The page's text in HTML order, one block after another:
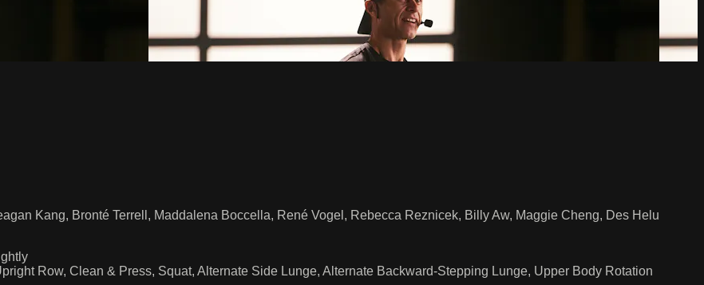
Kang, Bronté Terrell, Maddalena Boccella, René Vogel, Rebecca Reznicek, Billy Aw, Maggie Cheng, Des Helu
Row, Clean & Press, Squat, Alternate Side Lunge, Alternate Backward-Stepping Lunge, Upper Body Rotation